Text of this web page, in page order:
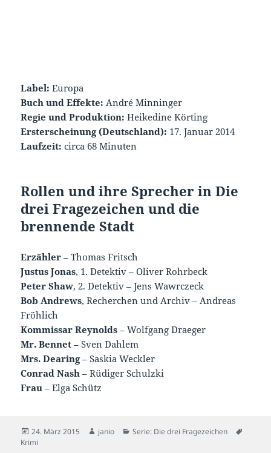
Label: Europa
Buch und Effekte: André Minninger
Regie und Produktion: Heikedine Körting
Ersterscheinung (Deutschland): 17. Januar 2014
Laufzeit: circa 68 Minuten
Rollen und ihre Sprecher in Die
drei Fragezeichen und die
brennende Stadt
Erzähler – Thomas Fritsch
Justus Jonas, 1. Detektiv – Oliver Rohrbeck
Peter Shaw, 2. Detektiv – Jens Wawrczeck
Bob Andrews, Recherchen und Archiv – Andreas
Fröhlich
Kommissar Reynolds – Wolfgang Draeger
Mr. Bennet – Sven Dahlem
Mrs. Dearing– Saskia Weckler
Conrad Nash – Rüdiger Schulzki
Frau – Elga Schütz
Veröffentlicht
am
24. März 2015 Autor
janio Kategorien
Serie: Die drei Fragezeichen
Krimi